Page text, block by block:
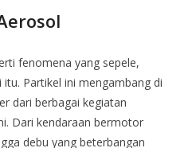
fenomena yang sepele,
Partikel ini mengambang di
dari berbagai kegiatan
Dari kendaraan bermotor
debu yang beterbangan